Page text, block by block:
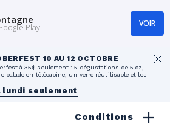
10 AU 12 OCTOBRE
à 35$ seulement : 5 dégustations de 5 oz,
balade en télécabine, un verre réutilisable et les
lundi seulement
Conditions
Play VOIR